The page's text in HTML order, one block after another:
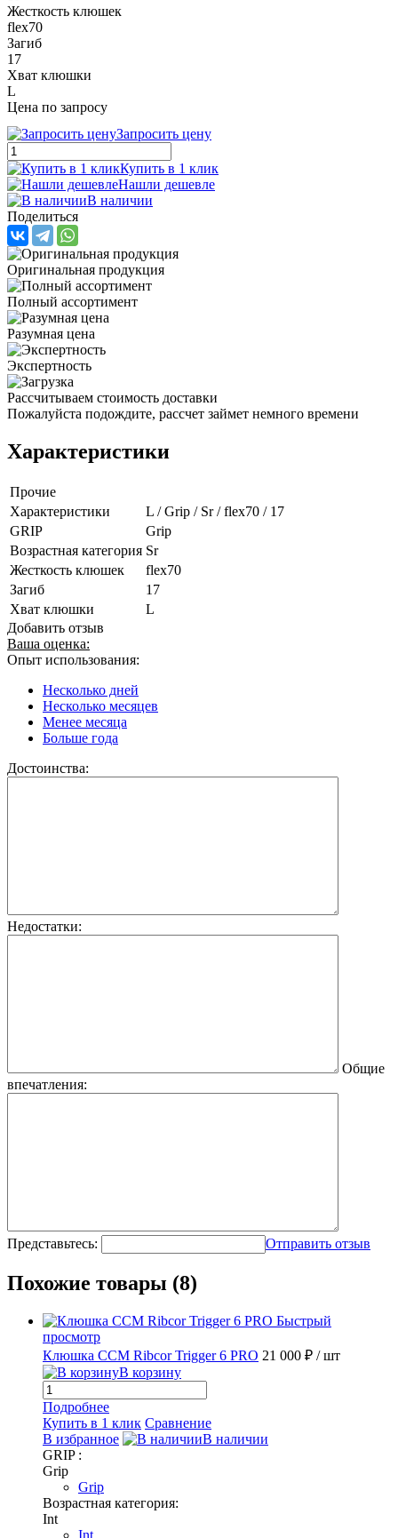
Жесткость клюшек
flex70
Загиб
17
Хват клюшки
L
Цена по запросу
Запросить цену
Купить в 1 клик
Нашли дешевле
В наличии
Поделиться
Оригинальная продукция
Полный ассортимент
Разумная цена
Экспертность
Рассчитываем стоимость доставки
Пожалуйста подождите, рассчет займет немного времени
Характеристики
Прочие
Характеристики
L / Grip / Sr / flex70 / 17
GRIP
Grip
Возрастная категория Sr
Жесткость клюшек
flex70
Загиб
17
Хват клюшки
L
Добавить отзыв
Ваша оценка:
Опыт использования:
Несколько дней
Несколько месяцев
Менее месяца
Больше года
Достоинства:
Недостатки:
Общие
впечатления:
Представьтесь: Отправить отзыв
Похожие товары (8)
Быстрый
просмотр
Клюшка CCM Ribcor Trigger 6 PRO 21 000 ₽ / шт
В корзину
Подробнее
Купить в 1 клик Сравнение
В избранное
В наличии
GRIP :
Grip
Grip
Возрастная категория:
Int
Int